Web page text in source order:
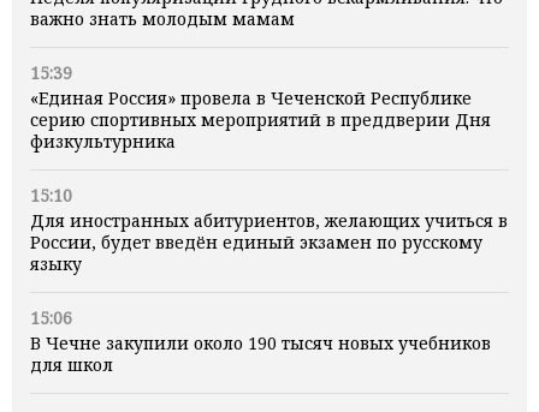
важно знать молодым мамам
15:39
«Единая Россия» провела в Чеченской Республике
серию спортивных мероприятий в преддверии Дня
физкультурника
15:10
Для иностранных абитуриентов, желающих учиться в
России, будет введён единый экзамен по русскому
языку
15:06
В Чечне закупили около 190 тысяч новых учебников
для школ